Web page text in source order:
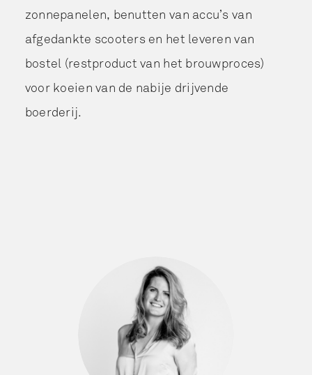
zonnepanelen, benutten van accu’s van
afgedankte scooters en het leveren van
bostel (restproduct van het brouwproces)
voor koeien van de nabije drijvende
boerderij.